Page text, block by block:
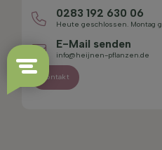
0283 192 630 06
Heute geschlossen. Montag
E-Mail senden
info@heijnen-pflanzen.de
Kontakt